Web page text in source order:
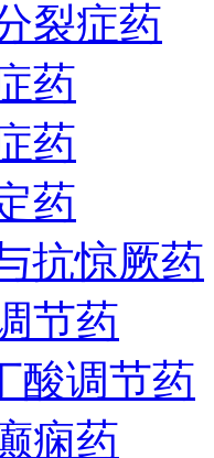
裂症药
药
药
药
抗惊厥药
节药
酸调节药
痫药